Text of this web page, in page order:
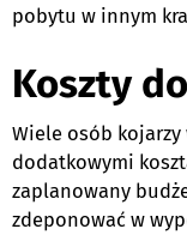
pobytu w innym
Koszty
Wiele osób
dodatkowymi
zaplanowany
zdeponować w